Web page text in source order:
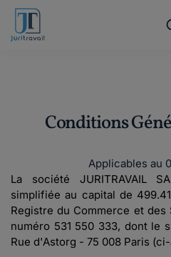
Conditions
Applicables au
La société JURITRAVAIL
simplifiée au capital de
Registre du Commerce et
numéro 531 550 333, dont le
Rue d'Astorg - 75 008 Paris (ci-